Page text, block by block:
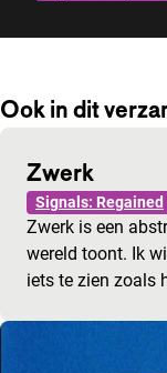
Ook in dit
Zwerk
Signals: Regained
Zwerk is een
wereld toont. Ik
iets te zien zoals